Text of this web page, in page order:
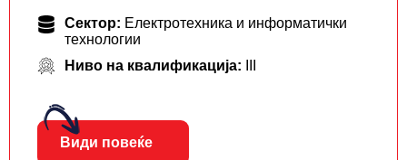
Сектор: Електротехника и информатички
технологии
Ниво на квалификација:
Види повеќе